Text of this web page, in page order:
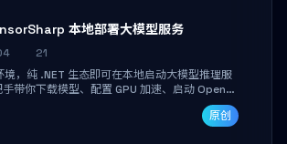
本地部署大模型服务
21
，纯 .NET 生态即可在本地启动大模型推理服
带你下载模型、配置 GPU 加速、启动 OpenAI
C# 业务代码中无缝调用。数据不出网，零门槛
署。
原创